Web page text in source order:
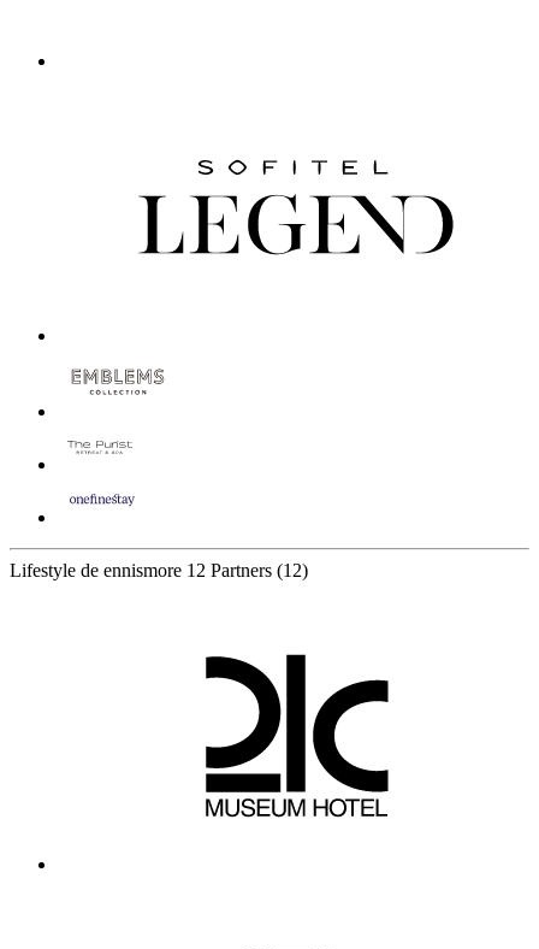
Lifestyle de ennismore 12 Partners (12)